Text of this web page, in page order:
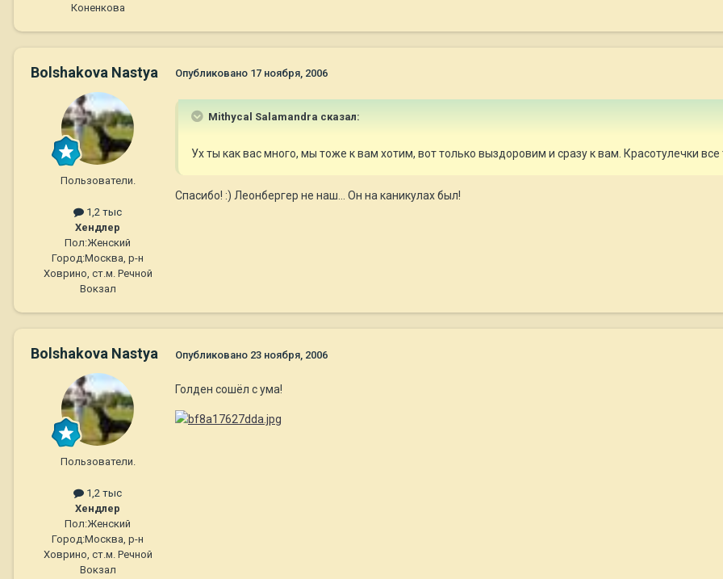
Коненкова
Bolshakova Nastya
Пользователи.
1,2 тыс
Хендлер
Пол:Женский
Город:Москва, р-н
Ховрино, ст.м. Речной
Вокзал
Опубликовано 17 ноября, 2006
Mithycal Salamandra сказал:
Ух ты как вас много, мы тоже к вам хотим, вот только выздоровим и сразу к вам. Красотулечки все
Спасибо! :) Леонбергер не наш... Он на каникулах был!
Bolshakova Nastya
Пользователи.
1,2 тыс
Хендлер
Пол:Женский
Город:Москва, р-н
Ховрино, ст.м. Речной
Вокзал
Опубликовано 23 ноября, 2006
Голден сошёл с ума!